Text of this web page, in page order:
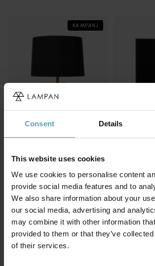
Consent Details
This website uses cookies
We use cookies to personalise content
provide social media features and to
We also share information about your
our social media, advertising and
may combine it with other information
provided to them or that they’ve
of their services.
KAMPANJ
Extravaganza Coconut 58cm
bordslampa
699 kr
Rek. 1 259 kr
Esterad
687 kr
Rek. 859 kr
Andra köpte även